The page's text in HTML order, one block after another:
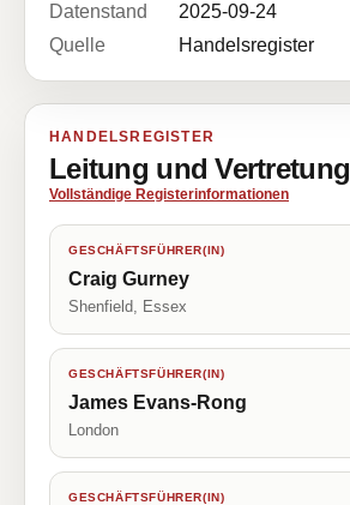
Datenstand
2025-09-24
Quelle
Handelsregister
HANDELSREGISTER
Leitung und Vertretung
Vollständige Registerinformationen
GESCHÄFTSFÜHRER(IN)
Craig Gurney
Shenfield, Essex
GESCHÄFTSFÜHRER(IN)
James Evans-Rong
London
GESCHÄFTSFÜHRER(IN)